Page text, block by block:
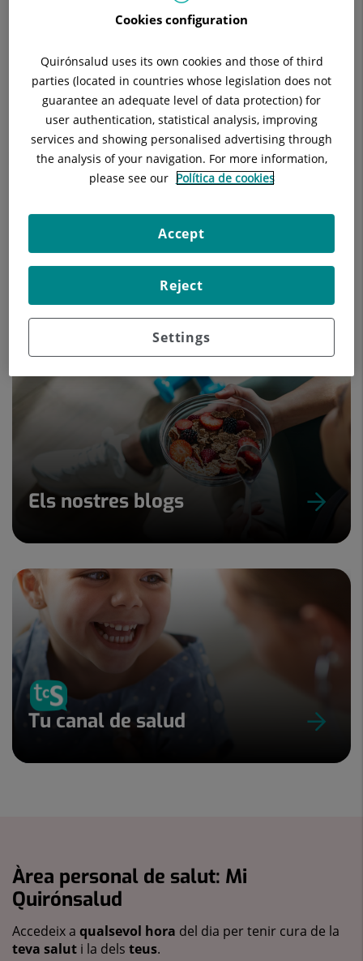
Primera planta hospitalizació
934948934
E-mail:AnatomiaPatologica@hscor.com
Descripció Equip Mèdic Instal·lacions
Classes d'Histologia i Anatomia Patològica per als alumnes de
Medicina, Odontologia i Fisioteràpia de la Universitat
Internacional de Catalunya.
Els nostres blogs
Tu canal de salud
Àrea personal de salut: Mi
Quirónsalud
Accedeix a qualsevol hora del dia per tenir cura de la
teva salut i la dels teus.
Cookies configuration
Quirónsalud uses its own cookies and those of third
parties (located in countries whose legislation does not
guarantee an adequate level of data protection) for
user authentication, statistical analysis, improving
services and showing personalised advertising through
the analysis of your navigation. For more information,
please see our Política de cookies
Settings
Reject
Accept